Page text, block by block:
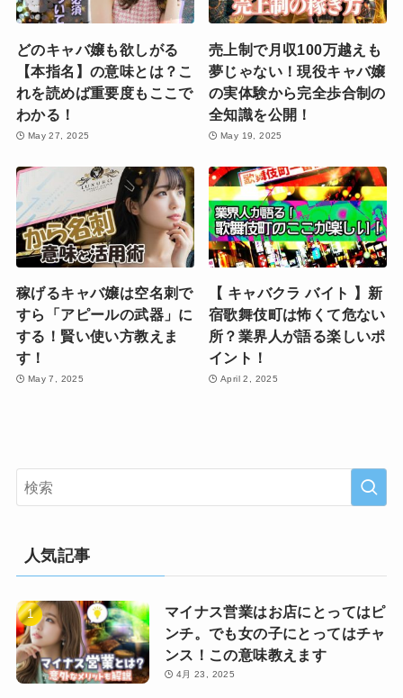
どのキャバ嬢も欲しがる
【本指名】の意味とは？こ
れを読めば重要度もここで
わかる！
May 27, 2025
売上制で月収100万越えも
夢じゃない！現役キャバ嬢
の実体験から完全歩合制の
全知識を公開！
May 19, 2025
稼げるキャバ嬢は空名刺で
すら「アピールの武器」に
する！賢い使い方教えま
す！
May 7, 2025
【 キャバクラ バイト 】新
宿歌舞伎町は怖くて危ない
所？業界人が語る楽しいポ
イント！
April 2, 2025
人気記事
マイナス営業はお店にとってはピ
ンチ。でも女の子にとってはチャ
ンス！この意味教えます
4月 23, 2025